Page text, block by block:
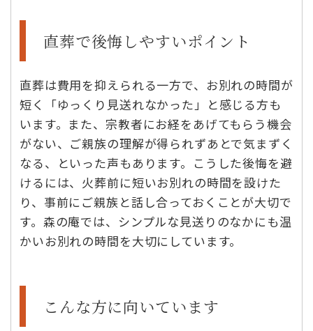
直葬で後悔しやすいポイント
直葬は費用を抑えられる一方で、お別れの時間が
短く「ゆっくり見送れなかった」と感じる方も
います。また、宗教者にお経をあげてもらう機会
がない、ご親族の理解が得られずあとで気まずく
なる、といった声もあります。こうした後悔を避
けるには、火葬前に短いお別れの時間を設けた
り、事前にご親族と話し合っておくことが大切で
す。森の庵では、シンプルな見送りのなかにも温
かいお別れの時間を大切にしています。
こんな方に向いています